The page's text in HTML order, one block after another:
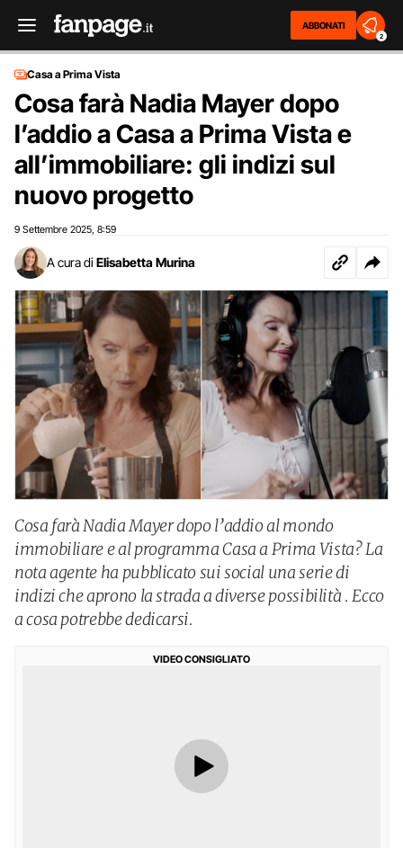
ABBONATI
2
Casa a Prima Vista
Cosa farà Nadia Mayer dopo
l’addio a Casa a Prima Vista e
all’immobiliare: gli indizi sul
nuovo progetto
9 Settembre 2025 8:59
A cura di Elisabetta Murina
Cosa farà Nadia Mayer dopo l’addio al mondo
immobiliare e al programma Casa a Prima Vista? La
nota agente ha pubblicato sui social una serie di
indizi che aprono la strada a diverse possibilità . Ecco
a cosa potrebbe dedicarsi.
VIDEO CONSIGLIATO